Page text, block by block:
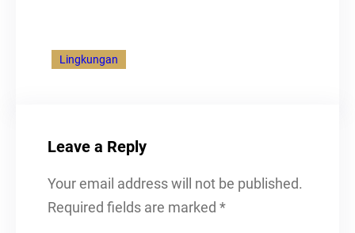
Lingkungan
Leave a Reply
Your email address will not be published.
Required fields are marked *